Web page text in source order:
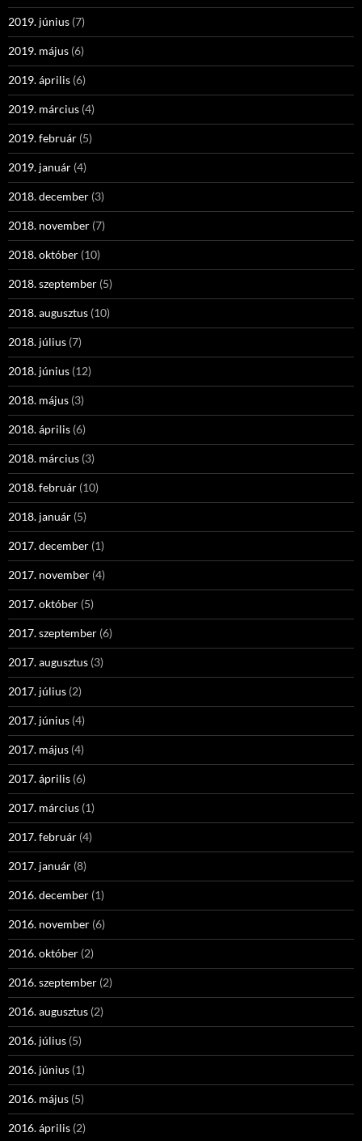
2019. június (7)
2019. május (6)
2019. április (6)
2019. március (4)
2019. február (5)
2019. január (4)
2018. december (3)
2018. november (7)
2018. október (10)
2018. szeptember (5)
2018. augusztus (10)
2018. július (7)
2018. június (12)
2018. május (3)
2018. április (6)
2018. március (3)
2018. február (10)
2018. január (5)
2017. december (1)
2017. november (4)
2017. október (5)
2017. szeptember (6)
2017. augusztus (3)
2017. július (2)
2017. június (4)
2017. május (4)
2017. április (6)
2017. március (1)
2017. február (4)
2017. január (8)
2016. december (1)
2016. november (6)
2016. október (2)
2016. szeptember (2)
2016. augusztus (2)
2016. július (5)
2016. június (1)
2016. május (5)
2016. április (2)